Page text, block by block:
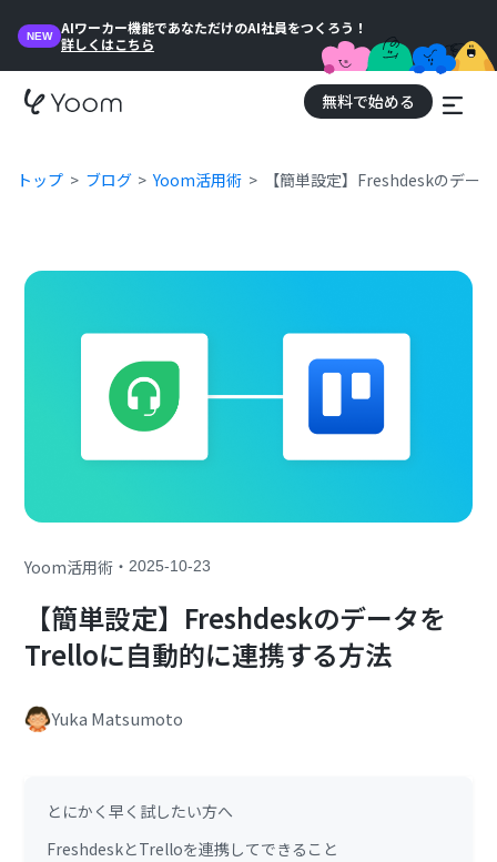
NEW
AIワーカー機能であなただけのAI社員をつくろう！
詳しくはこちら
無料で始める
トップ ブログ Yoom活用術 【簡単設定】Freshdeskのデー
Yoom活用術 ・2025-10-23
【簡単設定】Freshdeskのデータを
Trelloに自動的に連携する方法
Yuka Matsumoto
とにかく早く試したい方へ
FreshdeskとTrelloを連携してできること